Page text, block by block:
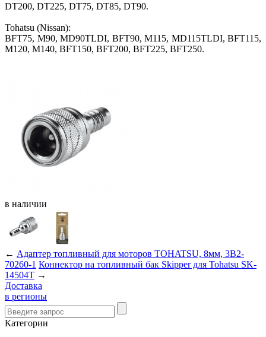
DT200, DT225, DT75, DT85, DT90.
Tohatsu (Nissan):
BFT75, M90, MD90TLDI, BFT90, M115, MD115TLDI, BFT115,
M120, M140, BFT150, BFT200, BFT225, BFT250.
в наличии
← Адаптер топливный для моторов TOHATSU, 8мм, 3B2-
70260-1 Коннектор на топливный бак Skipper для Tohatsu SK-
14504T →
Доставка
в регионы
Категории